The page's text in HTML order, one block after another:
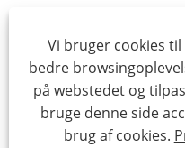
Vi bruger cookies
bedre
på webstedet og
bruge denne side
brug af cookies.